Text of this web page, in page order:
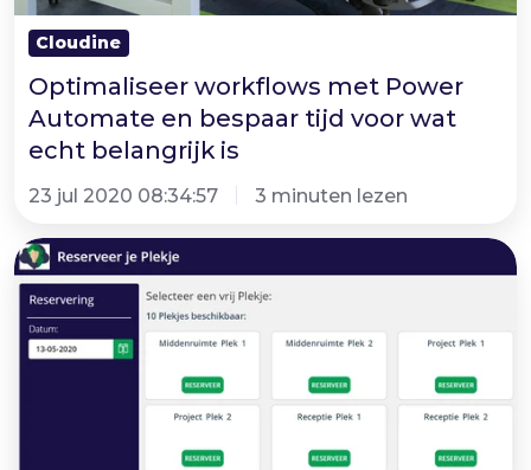
wat
echt
belangrijk
Cloudine
Optimaliseer workflows met Power
Automate en bespaar tijd voor wat
echt belangrijk is
23 jul 2020 08:34:57 3 minuten lezen
Power
App
Reserveer